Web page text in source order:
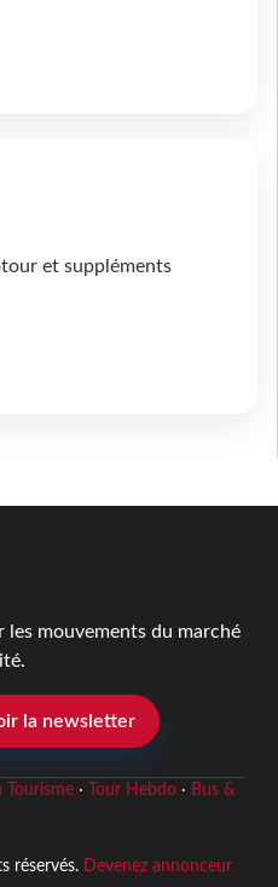
et suppléments
les mouvements du marché
la newsletter
Tourisme· Tour Hebdo· Bus &
réservés. Devenez annonceur